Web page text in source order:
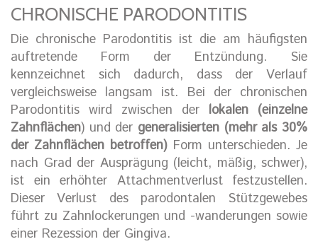
CHRONISCHE PARODONTITIS
Die chronische Parodontitis ist die am häufigsten
auftretende Form der Entzündung. Sie
kennzeichnet sich dadurch, dass der Verlauf
vergleichsweise langsam ist. Bei der chronischen
Parodontitis wird zwischen der lokalen (einzelne
Zahnflächen) und der generalisierten (mehr als 30%
der Zahnflächen betroffen)Form unterschieden. Je
nach Grad der Ausprägung (leicht, mäßig, schwer),
ist ein erhöhter Attachmentverlust festzustellen.
Dieser Verlust des parodontalen Stützgewebes
führt zu Zahnlockerungen und -wanderungen sowie
einer Rezession der Gingiva.